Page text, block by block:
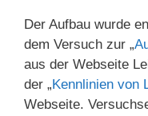
Der Aufbau wurde
dem Versuch zur „
aus der Webseite
der „ Kennlinien von
Webseite.